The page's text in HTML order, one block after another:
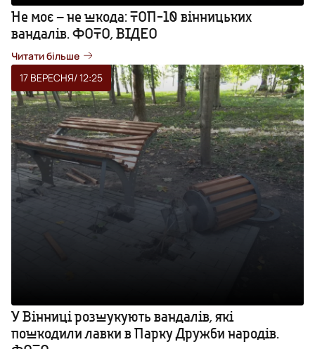
Не моє – не шкода: ТОП-10 вінницьких
вандалів. ФОТО, ВІДЕО
Читати більше
17 ВЕРЕСНЯ/ 12:25
У Вінниці розшукують вандалів, які
пошкодили лавки в Парку Дружби народів.